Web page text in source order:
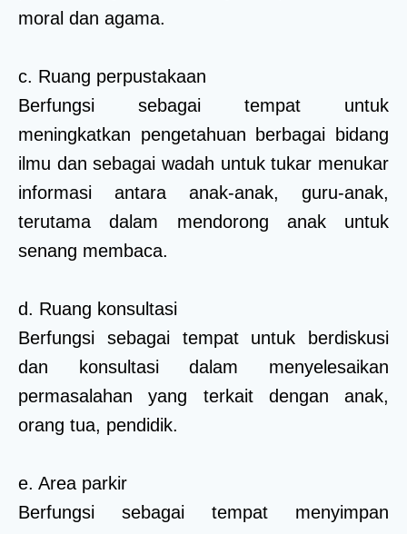
moral dan agama.
c. Ruang perpustakaan
Berfungsi sebagai tempat untuk
meningkatkan pengetahuan berbagai bidang
ilmu dan sebagai wadah untuk tukar menukar
informasi antara anak-anak, guru-anak,
terutama dalam mendorong anak untuk
senang membaca.
d. Ruang konsultasi
Berfungsi sebagai tempat untuk berdiskusi
dan konsultasi dalam menyelesaikan
permasalahan yang terkait dengan anak,
orang tua, pendidik.
e. Area parkir
Berfungsi sebagai tempat menyimpan